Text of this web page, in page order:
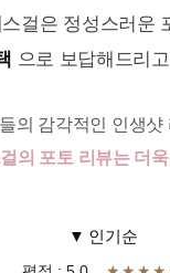
걸은 정성스러운
으로 보답해드리
의 감각적인 인생샷
의 포토 리뷰는 더
▼ 인기순